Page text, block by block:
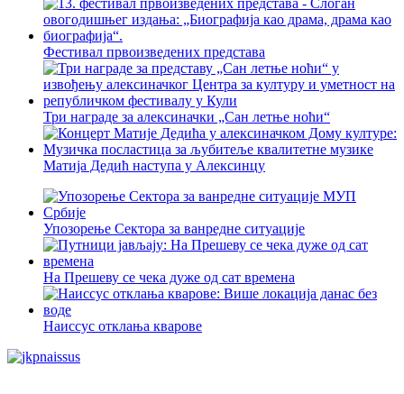
Фестивал првоизведених представа
Три награде за алексиначки „Сан летње ноћи“
Матија Дедић наступа у Алексинцу
Упозорење Сектора за ванредне ситуације
На Прешеву се чека дуже од сат времена
Наиссус отклања кварове